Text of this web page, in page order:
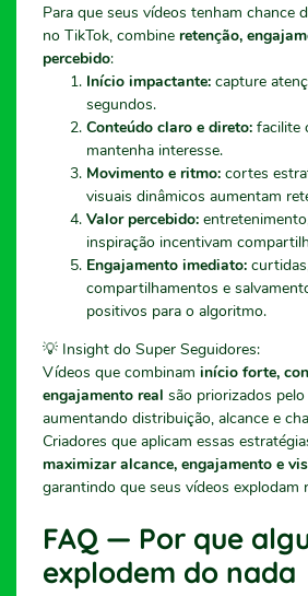
Para que seus vídeos tenham chance
no TikTok, combine retenção,
percebido:
Início impactante: capture
segundos.
Conteúdo claro e direto: facilite
mantenha interesse.
Movimento e ritmo: cortes
visuais dinâmicos aumentam
Valor percebido:
inspiração incentivam
Engajamento imediato:
compartilhamentos e
positivos para o algoritmo.
💡 Insight do Super Seguidores:
Vídeos que combinam início forte,
engajamento real são priorizados
aumentando distribuição, alcance e
Criadores que aplicam essas
maximizar alcance, engajamento e
garantindo que seus vídeos explodam
FAQ — Por que
explodem do nada